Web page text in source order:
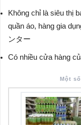
Không chỉ là siêu thị
quần áo, hàng gia
ンター
Có nhiều cửa hàng
Một